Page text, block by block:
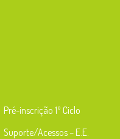
Pré-inscrição 1º Ciclo
Suporte/Acessos – E.E.